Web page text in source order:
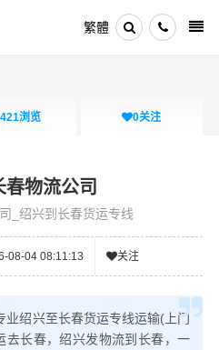
繁體
421浏览 0关注
物流公司
_绍兴到长春货运专线
08-04 08:11:13 关注
业绍兴至长春货运专线运输(上门
去长春，绍兴发物流到长春，一